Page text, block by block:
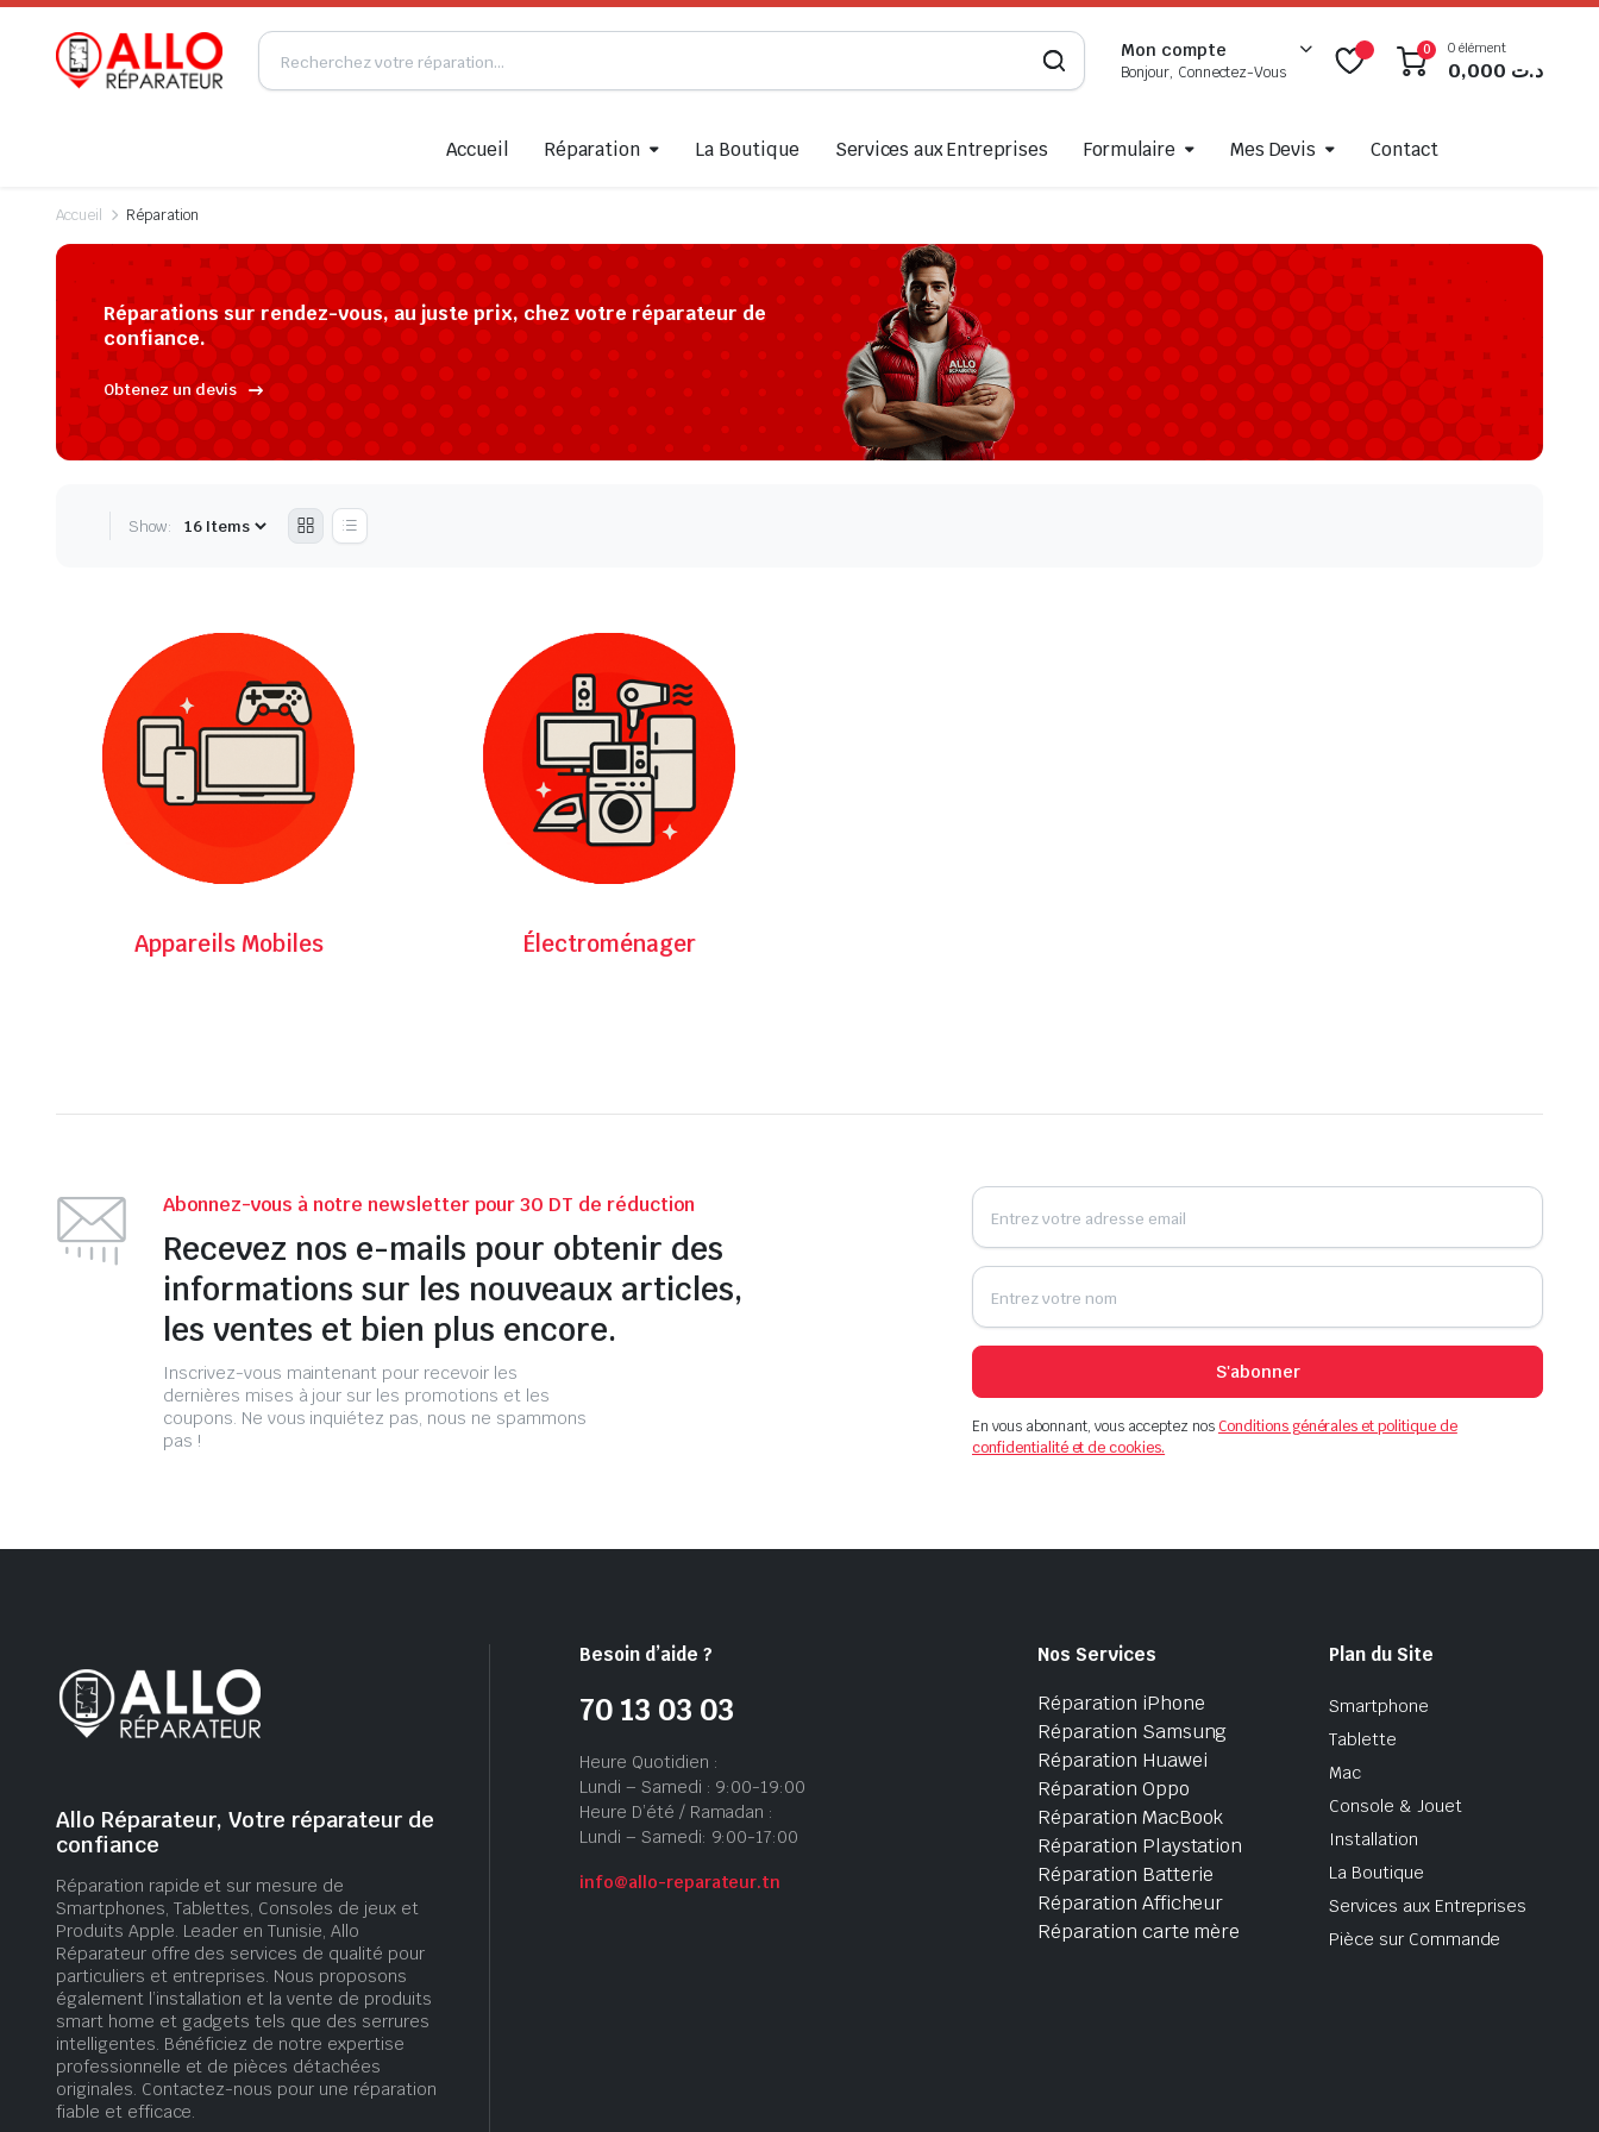
Mon compte
Bonjour, Connectez-Vous
0 0 élément
د.ت
Accueil Réparation La Boutique Services aux Entreprises Formulaire Mes Devis Contact
Accueil Réparation
Réparations sur rendez-vous, au juste prix, chez votre réparateur de
confiance.
Obtenez un devis
Show:
Appareils Mobiles Électroménager
Abonnez-vous à notre newsletter pour 30 DT de réduction
Recevez nos e-mails pour obtenir des
informations sur les nouveaux articles,
les ventes et bien plus encore.
Inscrivez-vous maintenant pour recevoir les
dernières mises à jour sur les promotions et les
coupons. Ne vous inquiétez pas, nous ne spammons
pas !
S'abonner
En vous abonnant, vous acceptez nosConditions générales et politique de
confidentialité et de cookies.
Allo Réparateur, Votre réparateur de
confiance
Réparation rapide et sur mesure de
Smartphones, Tablettes, Consoles de jeux et
Produits Apple. Leader en Tunisie, Allo
Réparateur offre des services de qualité pour
particuliers et entreprises. Nous proposons
également l’installation et la vente de produits
smart home et gadgets tels que des serrures
intelligentes. Bénéficiez de notre expertise
professionnelle et de pièces détachées
originales. Contactez-nous pour une réparation
fiable et efficace.
Besoin d’aide ?
70 13 03 03
Heure Quotidien :
Lundi – Samedi : 9:00-19:00
Heure D’été / Ramadan :
Lundi – Samedi: 9:00-17:00
info@allo-reparateur.tn
Nos Services
Réparation iPhone
Réparation Samsung
Réparation Huawei
Réparation Oppo
Réparation MacBook
Réparation Playstation
Réparation Batterie
Réparation Afficheur
Réparation carte mère
Plan du Site
Smartphone
Tablette
Mac
Console & Jouet
Installation
La Boutique
Services aux Entreprises
Pièce sur Commande